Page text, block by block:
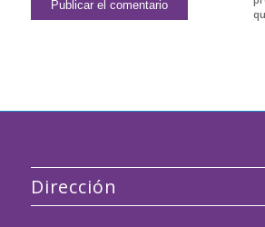
Dirección